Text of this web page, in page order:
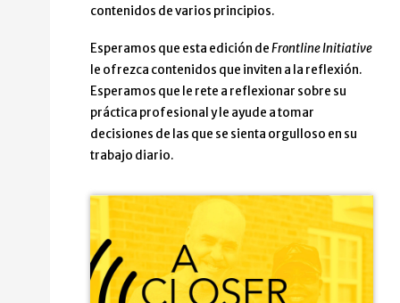
contenidos de varios principios.
Esperamos que esta edición deFrontline Initiative
le ofrezca contenidos que inviten a la reflexión.
Esperamos que le rete a reflexionar sobre su
práctica profesional y le ayude a tomar
decisiones de las que se sienta orgulloso en su
trabajo diario.